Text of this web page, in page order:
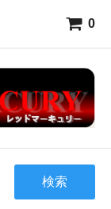
0
検索